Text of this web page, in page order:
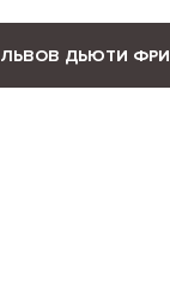
ЛЬВОВ ДЬЮТИ ФРИ